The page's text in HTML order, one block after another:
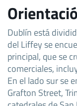
Dublín está
del Liffey se
principal, que se
comerciales,
En el lado sur se
Grafton Street,